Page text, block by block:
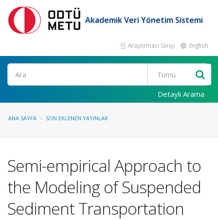
Akademik Veri Yönetim Sistemi
Araştırmacı Girişi English
Ara
Detaylı Arama
ANA SAYFA SON EKLENEN YAYINLAR
Semi-empirical Approach to
the Modeling of Suspended
Sediment Transportation